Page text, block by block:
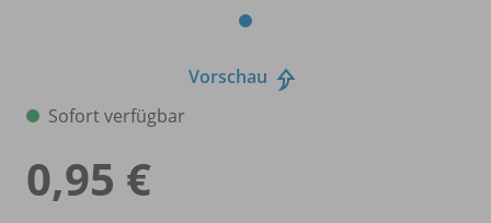
Vorschau
Sofort verfügbar
0,95 €